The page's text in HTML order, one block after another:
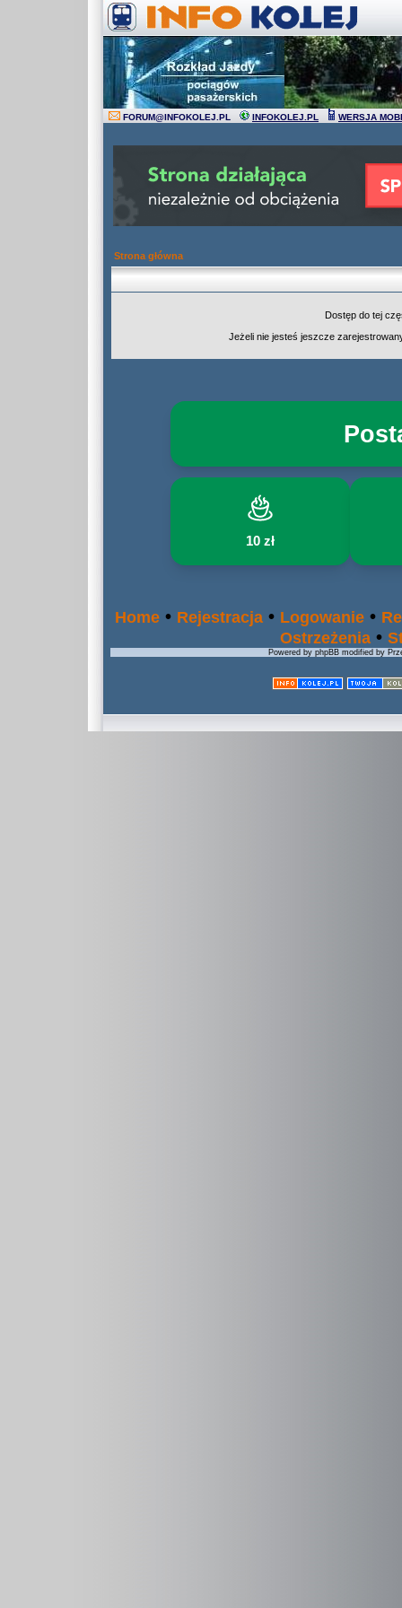
FORUM@INFOKOLEJ.PL INFOKOLEJ.PL WERSJA
Strona główna
Dostęp do tej
Jeżeli nie jesteś jeszcze
10 zł
Home • Rejestracja • Logowanie •
Ostrzeżenia •
Powered by phpBB modified by